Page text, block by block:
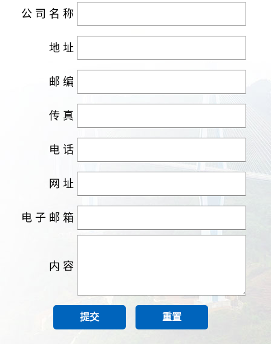
公司名称
地址
邮编
传真
电话
网址
电子邮箱
内容